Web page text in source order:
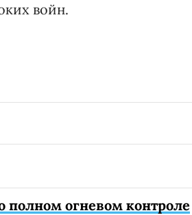
войн.
полном огневом контроле